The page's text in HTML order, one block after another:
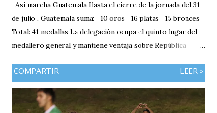
Así marcha Guatemala Hasta el cierre de la jornada del 31
de julio , Guatemala suma: 10 oros 16 platas 15 bronces
Total: 41 medallas La delegación ocupa el quinto lugar del
medallero general y mantiene ventaja sobre República
plata, aunque ambos países registran el mismo número de
oros (10).
COMPARTIR LEER »